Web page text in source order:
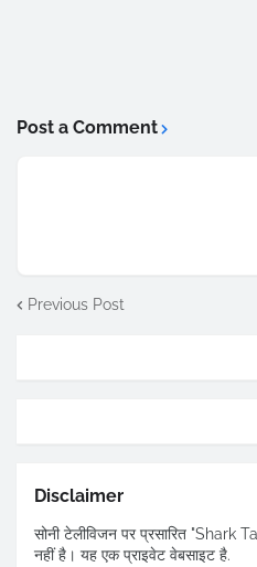
Post a Comment
Previous Post
Disclaimer
सोनी टेलीविजन पर प्रसारित "Shark
नहीं है। यह एक प्राइवेट वेबसाइट है.